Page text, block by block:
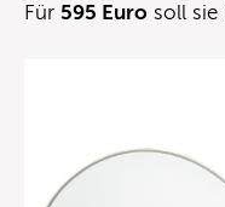
Für 595 Euro soll sie